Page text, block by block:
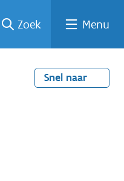
Zoek Menu
Snel naar